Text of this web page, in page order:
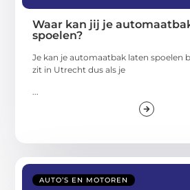
Waar kan jij je
spoelen?
Je kan je automaatbak laten spoelen
zit in Utrecht dus als je
...
AUTO’S EN MOTOREN